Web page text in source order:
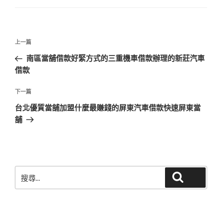
文
導
覽
上
一
篇
章
上一篇
南區當舖借款好緊方式的三重機車借款辦理的新莊汽車
借款
下
一
篇
下一篇
台北優質當舖加盟什麼最賺錢的屏東汽車借款快速屏東當
舖
尋